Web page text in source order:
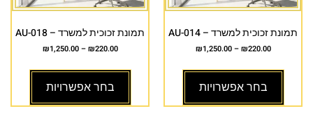
תמונת זכוכית למשרד – AU-014
₪220.00
–
₪1,250.00
בחר אפשרויות
תמונת זכוכית למשרד – AU-018
₪220.00
–
₪1,250.00
בחר אפשרויות